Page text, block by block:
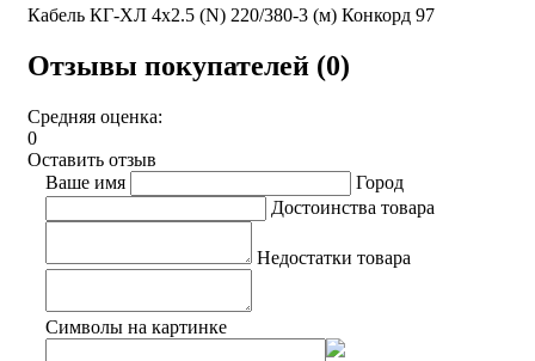
Кабель КГ-ХЛ 4х2.5 (N) 220/380-3 (м) Конкорд 97
Отзывы покупателей (0)
Средняя оценка:
0
Оставить отзыв
Ваше имя
Город
Достоинства товара
Недостатки товара
Символы на картинке